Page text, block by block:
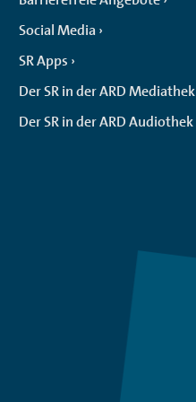
Social Media
SR Apps
Der SR in der ARD Mediathek
Der SR in der ARD Audiothek